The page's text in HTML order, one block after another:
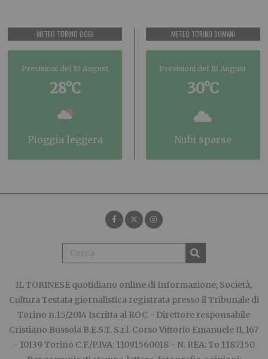
METEO TORINO OGGI
Previsioni del 10 August
28°C
pioggia leggera
METEO TORINO DOMANI
Previsioni del 10 August
30°C
nubi sparse
IL TORINESE quotidiano online di Informazione, Società,
Cultura Testata giornalistica registrata presso il Tribunale di
Torino n.15/2014 Iscritta al ROC - Direttore responsabile
Cristiano Bussola B.E.S.T. S.r.l. Corso Vittorio Emanuele II, 167
- 10139 Torino C.F./P.IVA: 11091560018 - N. REA: To 1187150